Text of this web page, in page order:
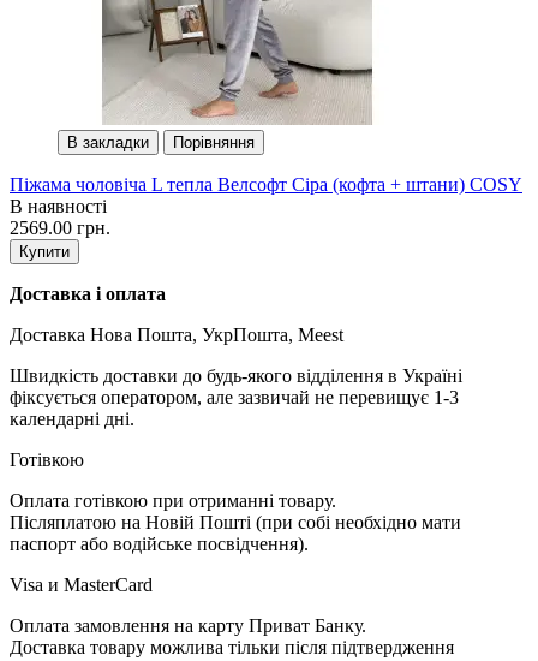
В закладки Порівняння
Піжама чоловіча L тепла Велсофт Сіра (кофта + штани) COSY
В наявності
2569.00 грн.
Купити
Доставка і оплата
Доставка Нова Пошта, УкрПошта, Meest
Швидкість доставки до будь-якого відділення в Україні
фіксується оператором, але зазвичай не перевищує 1-3
календарні дні.
Готівкою
Оплата готівкою при отриманні товару.
Післяплатою на Новій Пошті (при собі необхідно мати
паспорт або водійське посвідчення).
Visa и MasterCard
Оплата замовлення на карту Приват Банку.
Доставка товару можлива тільки після підтвердження